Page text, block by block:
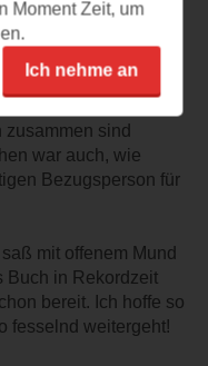
ich hab’s geliebt.
.. wow.
für mich ein
sind
war auch, wie
Bezugsperson für
mit offenem Mund
Buch in Rekordzeit
bereit. Ich hoffe so
fesselnd weitergeht!
Moment Zeit, um
Ich nehme an